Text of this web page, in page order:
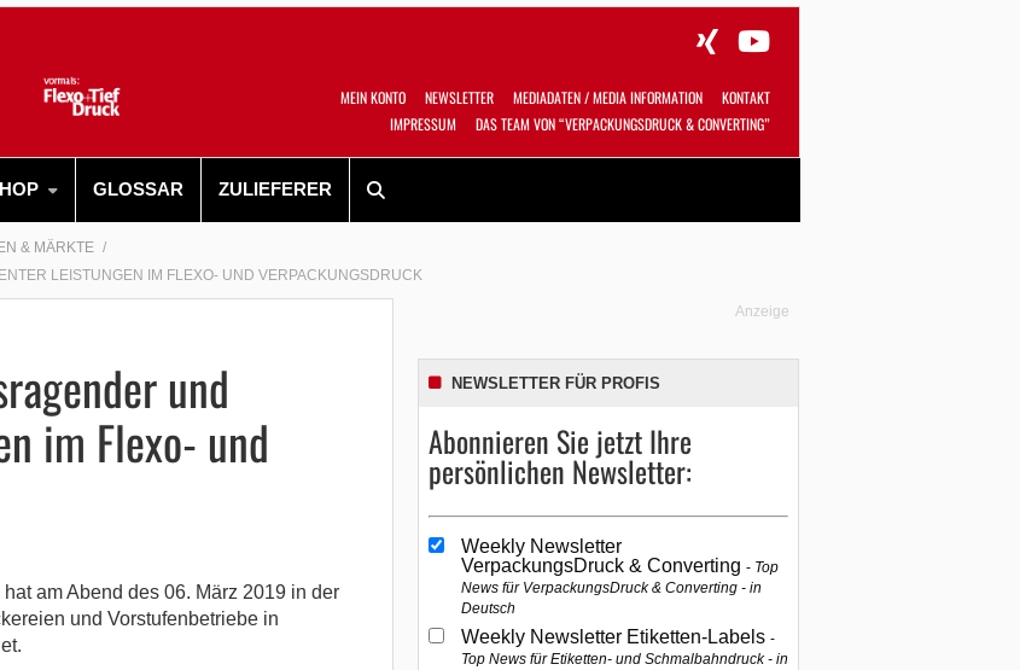
MEIN KONTO NEWSLETTER MEDIADATEN / MEDIA INFORMATION
KONTAKT
IMPRESSUM
DAS TEAM VON “VERPACKUNGSDRUCK & CONVERTING”
GLOSSAR ZULIEFERER
& MÄRKTE
LEISTUNGEN IM FLEXO- UND VERPACKUNGSDRUCK
und
im Flexo- und
am Abend des 06. März 2019 in der
und Vorstufenbetriebe in
Anzeige
NEWSLETTER FÜR PROFIS
Abonnieren Sie jetzt Ihre
persönlichen Newsletter:
Weekly Newsletter
VerpackungsDruck & Converting Top
News für VerpackungsDruck & Converting - in
Deutsch
Weekly Newsletter Etiketten-Labels
Top News für Etiketten- und Schmalbahndruck - in